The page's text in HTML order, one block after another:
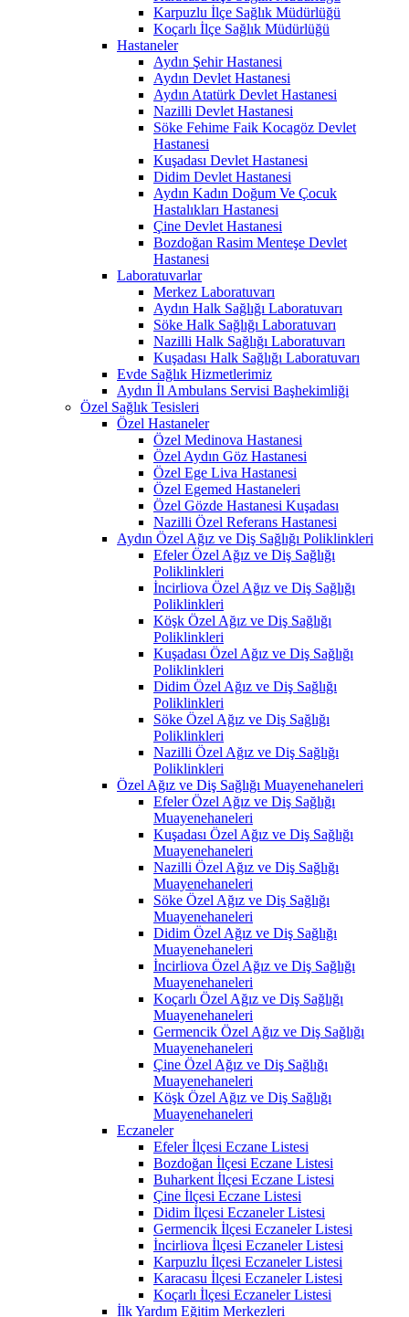
Karpuzlu İlçe Sağlık Müdürlüğü
Koçarlı İlçe Sağlık Müdürlüğü
Hastaneler
Aydın Şehir Hastanesi
Aydın Devlet Hastanesi
Aydın Atatürk Devlet Hastanesi
Nazilli Devlet Hastanesi
Söke Fehime Faik Kocagöz Devlet
Hastanesi
Kuşadası Devlet Hastanesi
Didim Devlet Hastanesi
Aydın Kadın Doğum Ve Çocuk
Hastalıkları Hastanesi
Çine Devlet Hastanesi
Bozdoğan Rasim Menteşe Devlet
Hastanesi
Laboratuvarlar
Merkez Laboratuvarı
Aydın Halk Sağlığı Laboratuvarı
Söke Halk Sağlığı Laboratuvarı
Nazilli Halk Sağlığı Laboratuvarı
Kuşadası Halk Sağlığı Laboratuvarı
Evde Sağlık Hizmetlerimiz
Aydın İl Ambulans Servisi Başhekimliği
Özel Sağlık Tesisleri
Özel Hastaneler
Özel Medinova Hastanesi
Özel Aydın Göz Hastanesi
Özel Ege Liva Hastanesi
Özel Egemed Hastaneleri
Özel Gözde Hastanesi Kuşadası
Nazilli Özel Referans Hastanesi
Aydın Özel Ağız ve Diş Sağlığı Poliklinkleri
Efeler Özel Ağız ve Diş Sağlığı
Poliklinkleri
İncirliova Özel Ağız ve Diş Sağlığı
Poliklinkleri
Köşk Özel Ağız ve Diş Sağlığı
Poliklinkleri
Kuşadası Özel Ağız ve Diş Sağlığı
Poliklinkleri
Didim Özel Ağız ve Diş Sağlığı
Poliklinkleri
Söke Özel Ağız ve Diş Sağlığı
Poliklinkleri
Nazilli Özel Ağız ve Diş Sağlığı
Poliklinkleri
Özel Ağız ve Diş Sağlığı Muayenehaneleri
Efeler Özel Ağız ve Diş Sağlığı
Muayenehaneleri
Kuşadası Özel Ağız ve Diş Sağlığı
Muayenehaneleri
Nazilli Özel Ağız ve Diş Sağlığı
Muayenehaneleri
Söke Özel Ağız ve Diş Sağlığı
Muayenehaneleri
Didim Özel Ağız ve Diş Sağlığı
Muayenehaneleri
İncirliova Özel Ağız ve Diş Sağlığı
Muayenehaneleri
Koçarlı Özel Ağız ve Diş Sağlığı
Muayenehaneleri
Germencik Özel Ağız ve Diş Sağlığı
Muayenehaneleri
Çine Özel Ağız ve Diş Sağlığı
Muayenehaneleri
Köşk Özel Ağız ve Diş Sağlığı
Muayenehaneleri
Eczaneler
Efeler İlçesi Eczane Listesi
Bozdoğan İlçesi Eczane Listesi
Buharkent İlçesi Eczane Listesi
Çine İlçesi Eczane Listesi
Didim İlçesi Eczaneler Listesi
Germencik İlçesi Eczaneler Listesi
İncirliova İlçesi Eczaneler Listesi
Karpuzlu İlçesi Eczaneler Listesi
Karacasu İlçesi Eczaneler Listesi
Koçarlı İlçesi Eczaneler Listesi
İlk Yardım Eğitim Merkezleri